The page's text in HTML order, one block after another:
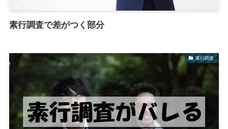
素行調査で差がつく部分
素行調査